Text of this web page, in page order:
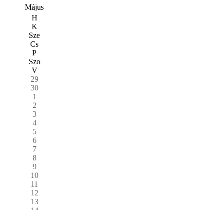
Május
H
K
Sze
Cs
P
Szo
V
29
30
1
2
3
4
5
6
7
8
9
10
11
12
13